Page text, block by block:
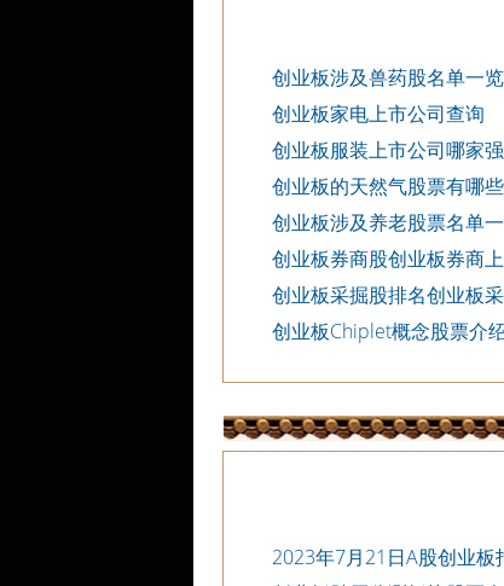
创业板涉及兽药股名单一
创业板家电上市公司查询
创业板服装上市公司哪家
创业板的天然气股票有哪些
创业板涉及养老股票名单
创业板券商股创业板券商
创业板采掘股排名创业板
创业板Chiplet概念股票介
2023年7月21日A股创业板